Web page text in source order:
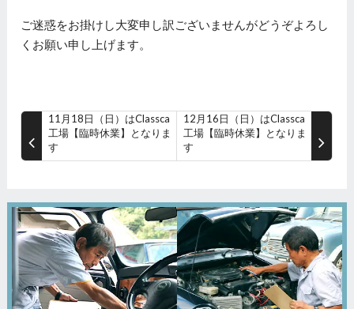
ご迷惑をお掛けし大変申し訳ございませんがどうぞよろし
くお願い申し上げます。
11月18日（日）はClassca
工場【臨時休業】となりま
す
12月16日（日）はClassca
工場【臨時休業】となりま
す